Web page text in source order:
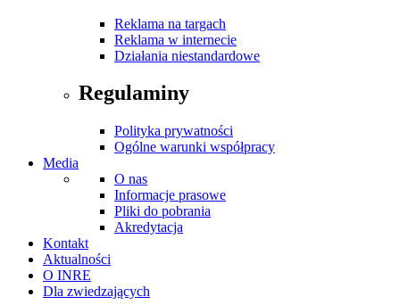
Reklama na targach
Reklama w internecie
Działania niestandardowe
Regulaminy
Polityka prywatności
Ogólne warunki współpracy
Media
O nas
Informacje prasowe
Pliki do pobrania
Akredytacja
Kontakt
Aktualności
O INRE
Dla zwiedzających